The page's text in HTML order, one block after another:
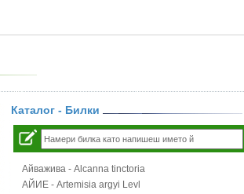
Каталог - Билки
Айважива - Alcanna tinctoria
АЙИЕ - Artemisia argyi Levl